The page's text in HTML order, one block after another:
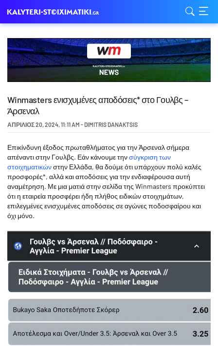
Winmasters ενισχυμένες αποδόσεις* στο Γουλβς –
Άρσεναλ
ΑΠΡΊΛΙΟΣ 20, 2024,11:11 AM - DIMITRIS DANAKTSIS
Επικίνδυνη έξοδος πρωταθλήματος για την Άρσεναλ σήμερα
απέναντι στην Γουλβς. Εάν κάνουμε τηνσύγκριση των
στοιχηματικώνστην Ελλάδα, θα δούμε ότι υπάρχουν πολύ καλές
προσφορές*, αλλά και αποδόσεις για την ενδιαφέρουσα αυτή
αναμέτρηση. Με μια ματιά στην σελίδα της Winmasters προκύπτει
ότι η εταιρεία προσφέρει ήδη πλήθος ειδικών στοιχημάτων,
επιλεγμένες ενισχυμένες αποδόσεις σε αγώνες ποδοσφαίρου και
όχι μόνο.